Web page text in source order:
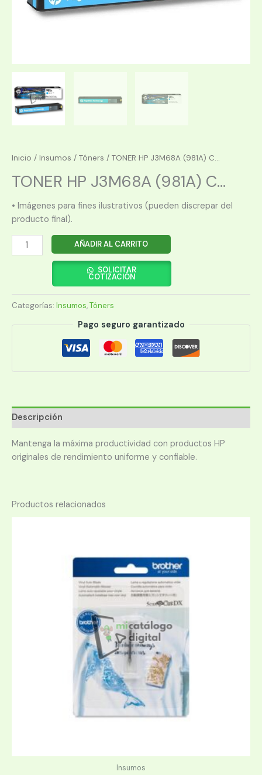
Inicio / Insumos / Tóners / TONER HP J3M68A (981A) C...
TONER HP J3M68A (981A) C...
• Imágenes para fines ilustrativos (pueden discrepar del
producto final).
TONER
HP
CYAN/586DN
cantidad
AÑADIR AL CARRITO
SOLICITAR
COTIZACIÓN
Categorías: Insumos,Tóners
Pago seguro garantizado
Descripción
Mantenga la máxima productividad con productos HP
originales de rendimiento uniforme y confiable.
Productos relacionados
Insumos